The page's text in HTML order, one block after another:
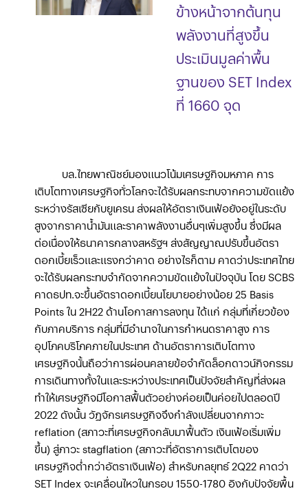
ข้างหน้าจากต้นทุน
พลังงานที่สูงขึ้น
ประเมินมูลค่าพื้น
ฐานของ SET Index
ที่ 1660 จุด
บล.ไทยพาณิชย์มองแนวโน้มเศรษฐกิจมหภาค การ
เติบโตทางเศรษฐกิจทั่วโลกจะได้รับผลกระทบจากความขัดแย้ง
ระหว่างรัสเซียกับยูเครน ส่งผลให้อัตราเงินเฟ้อยังอยู่ในระดับ
สูงจากราคาน้ำมันและราคาพลังงานอื่นๆเพิ่มสูงขึ้น ซึ่งมีผล
ต่อเนื่องให้ธนาคารกลางสหรัฐฯ ส่งสัญญาณปรับขึ้นอัตรา
ดอกเบี้ยเร็วและแรงกว่าคาด อย่างไรก็ตาม คาดว่าประเทศไทย
จะได้รับผลกระทบจำกัดจากความขัดแย้งในปัจจุบัน โดย SCBS
คาดธปท.จะขึ้นอัตราดอกเบี้ยนโยบายอย่างน้อย 25 Basis
Points ใน 2H22 ด้านโอกาสการลงทุน ได้แก่ กลุ่มที่เกี่ยวข้อง
กับภาคบริการ กลุ่มที่มีอำนาจในการกำหนดราคาสูง การ
อุปโภคบริโภคภายในประเทศ ด้านอัตราการเติบโตทาง
เศรษฐกิจนั้นถือว่าการผ่อนคลายข้อจำกัดล็อกดาวน์กิจกรรม
การเดินทางทั้งในและระหว่างประเทศเป็นปัจจัยสำคัญที่ส่งผล
ทำให้เศรษฐกิจมีโอกาสฟื้นตัวอย่างค่อยเป็นค่อยไปตลอดปี
2022 ดังนั้น วัฏจักรเศรษฐกิจจึงกำลังเปลี่ยนจากภาวะ
reflation (สภาวะที่เศรษฐกิจกลับมาฟื้นตัว เงินเฟ้อเริ่มเพิ่ม
ขึ้น) สู่ภาวะ stagflation (สภาวะที่อัตราการเติบโตของ
เศรษฐกิจต่ำกว่าอัตราเงินเฟ้อ) สำหรับกลยุทธ์ 2Q22 คาดว่า
SET Index จะเคลื่อนไหวในกรอบ 1550-1780 อิงกับปัจจัยพื้น